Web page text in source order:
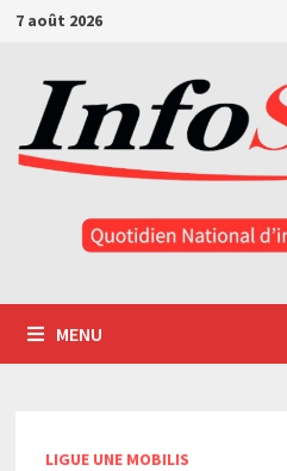
Passer
contenu
7 août 2026
MENU
LIGUE UNE MOBILIS